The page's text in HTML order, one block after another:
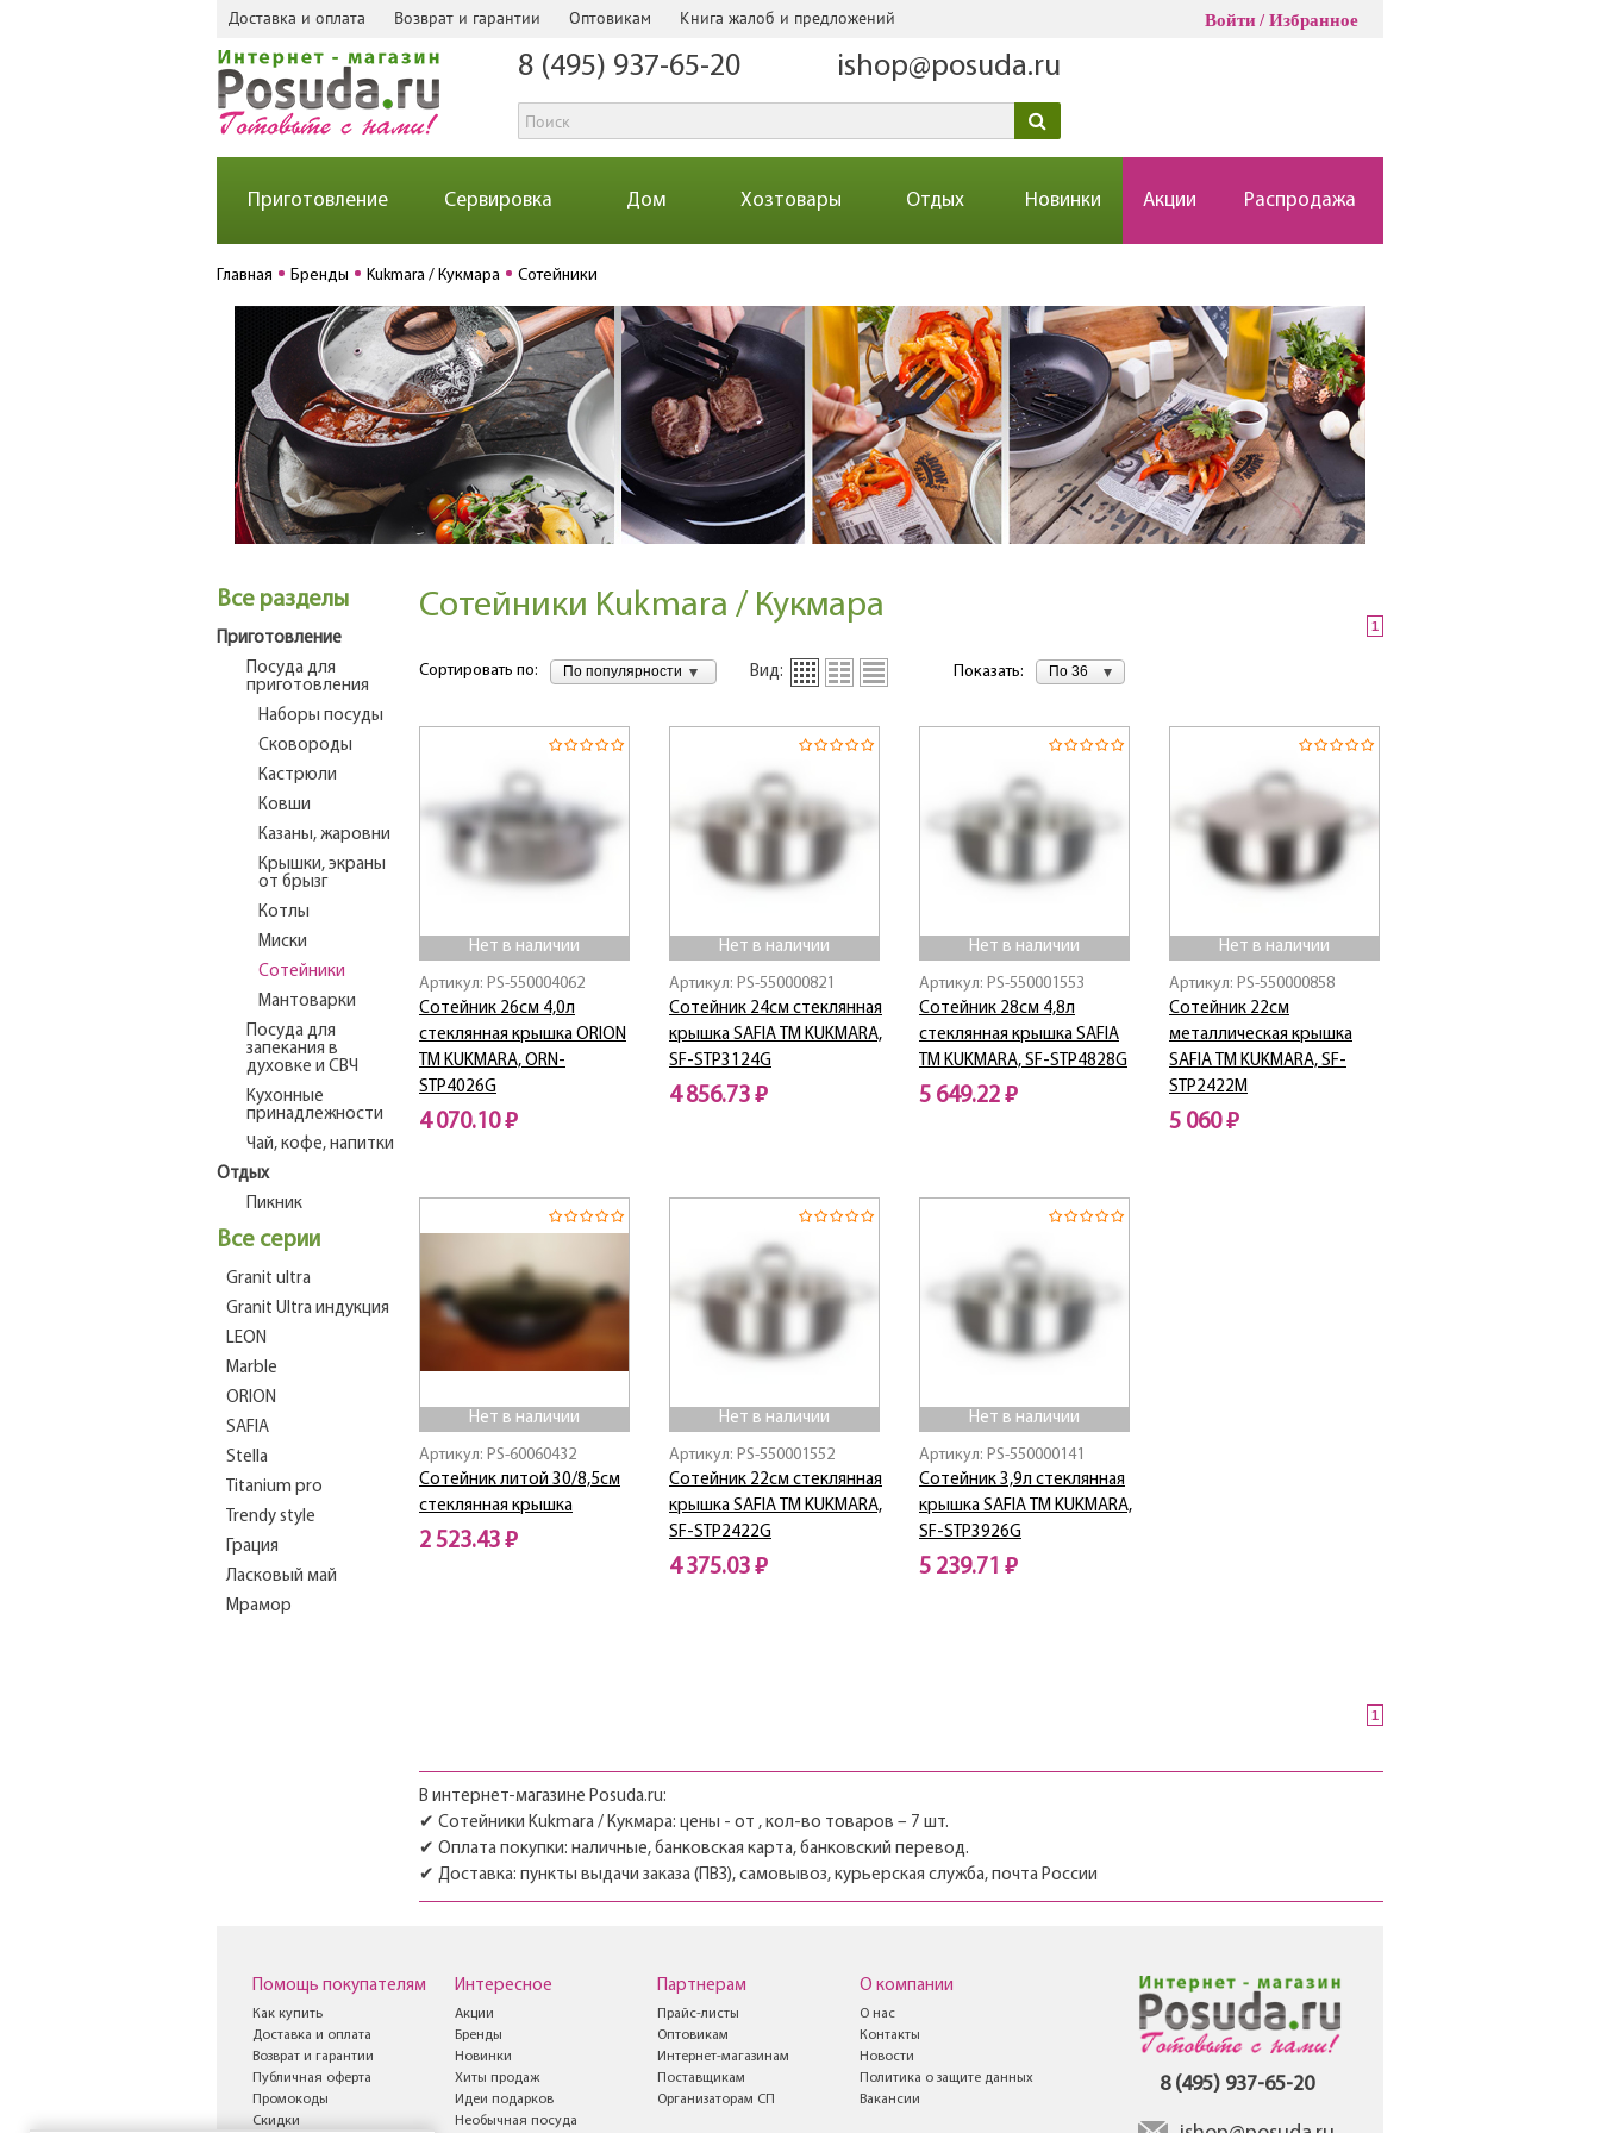
Доставка и оплата Возврат и гарантии Оптовикам Книга жалоб и предложений Войти Избранное
8 (495) 937-65-20 ishop@posuda.ru
Приготовление Сервировка Дом Хозтовары Отдых Новинки Акции Распродажа
Главная Бренды Kukmara / Кукмара Сотейники
Все разделы
Приготовление
Посуда для
приготовления
Наборы посуды
Сковороды
Кастрюли
Ковши
Казаны, жаровни
Крышки, экраны
от брызг
Котлы
Миски
Сотейники
Мантоварки
Посуда для
запекания в
духовке и СВЧ
Кухонные
принадлежности
Чай, кофе, напитки
Отдых
Пикник
Все серии
Granit ultra
Granit Ultra индукция
LEON
Marble
ORION
SAFIA
Stella
Titanium pro
Trendy style
Грация
Ласковый май
Мрамор
Сотейники Kukmara / Кукмара
1
Сортировать по: По популярности Вид: Показать: По 36
Нет в наличии
Артикул: PS-550004062
Сотейник 26см 4,0л
стеклянная крышка ORION
ТМ KUKMARA, ORN-
STP4026G
4 070.10 ₽
Нет в наличии
Артикул: PS-550000821
Сотейник 24см стеклянная
крышка SAFIA ТМ KUKMARA,
SF-STP3124G
4 856.73 ₽
Нет в наличии
Артикул: PS-550001553
Сотейник 28см 4,8л
стеклянная крышка SAFIA
ТМ KUKMARA, SF-STP4828G
5 649.22 ₽
Нет в наличии
Артикул: PS-550000858
Сотейник 22см
металлическая крышка
SAFIA ТМ KUKMARA, SF-
STP2422M
5 060 ₽
Нет в наличии
Артикул: PS-60060432
Сотейник литой 30/8,5см
стеклянная крышка
2 523.43 ₽
Нет в наличии
Артикул: PS-550001552
Сотейник 22см стеклянная
крышка SAFIA ТМ KUKMARA,
SF-STP2422G
4 375.03 ₽
Нет в наличии
Артикул: PS-550000141
Сотейник 3,9л стеклянная
крышка SAFIA ТМ KUKMARA,
SF-STP3926G
5 239.71 ₽
1
В интернет-магазине Posuda.ru:
✔ Сотейники Kukmara / Кукмара: цены - от , кол-во товаров – 7 шт.
✔ Оплата покупки: наличные, банковская карта, банковский перевод.
✔ Доставка: пункты выдачи заказа (ПВЗ), самовывоз, курьерская служба, почта России
8 (495) 937-65-20
Помощь покупателям
Как купить
Доставка и оплата
Возврат и гарантии
Публичная оферта
Промокоды
Скидки
Интересное
Акции
Бренды
Новинки
Хиты продаж
Идеи подарков
Необычная посуда
Партнерам
Прайс-листы
Оптовикам
Интернет-магазинам
Поставщикам
Организаторам СП
О компании
О нас
Контакты
Новости
Политика о защите данных
Вакансии